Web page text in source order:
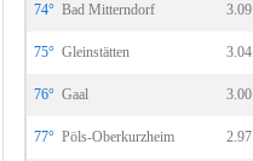
74° Bad Mitterndorf 3.09
75° Gleinstätten 3.04
76° Gaal 3.00
77° Pöls-Oberkurzheim 2.97